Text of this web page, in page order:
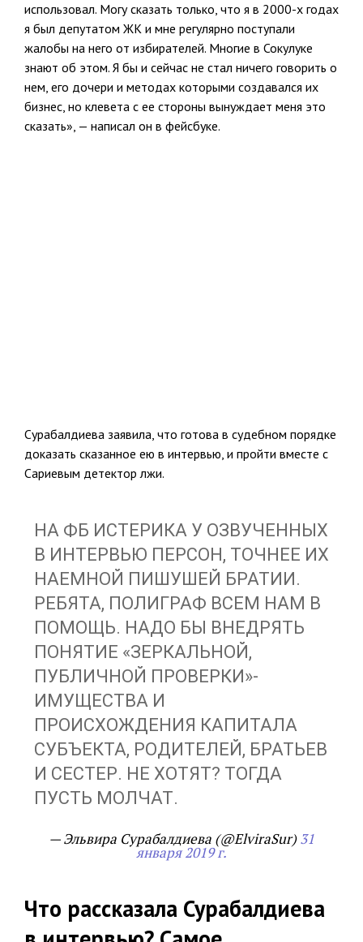
использовал. Могу сказать только, что я в 2000-х годах
я был депутатом ЖК и мне регулярно поступали
жалобы на него от избирателей. Многие в Сокулуке
знают об этом. Я бы и сейчас не стал ничего говорить о
нем, его дочери и методах которыми создавался их
бизнес, но клевета с ее стороны вынуждает меня это
сказать», — написал он в фейсбуке.
Сурабалдиева заявила, что готова в судебном порядке
доказать сказанное ею в интервью, и пройти вместе с
Сариевым детектор лжи.
НА ФБ ИСТЕРИКА У ОЗВУЧЕННЫХ
В ИНТЕРВЬЮ ПЕРСОН, ТОЧНЕЕ ИХ
НАЕМНОЙ ПИШУШЕЙ БРАТИИ.
РЕБЯТА, ПОЛИГРАФ ВСЕМ НАМ В
ПОМОЩЬ. НАДО БЫ ВНЕДРЯТЬ
ПОНЯТИЕ «ЗЕРКАЛЬНОЙ,
ПУБЛИЧНОЙ ПРОВЕРКИ»-
ИМУЩЕСТВА И
ПРОИСХОЖДЕНИЯ КАПИТАЛА
СУБЪЕКТА, РОДИТЕЛЕЙ, БРАТЬЕВ
И СЕСТЕР. НЕ ХОТЯТ? ТОГДА
ПУСТЬ МОЛЧАТ.
— Эльвира Сурабалдиева (@ElviraSur)31
января 2019 г.
Что рассказала Сурабалдиева